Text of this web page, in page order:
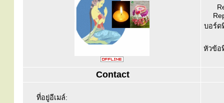
บอร์ด
หัวข้อ
Contact
ที่อยู่อีเมล์: